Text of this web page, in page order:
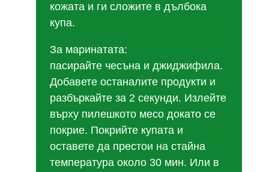
кожата и ги сложите в дълбока
купа.
За маринатата:
пасирайте чесъна и джиджифила.
Добавете останалите продукти и
разбъркайте за 2 секунди. Излейте
върху пилешкото месо докато се
покрие. Покрийте купата и
оставете да престои на стайна
температура около 30 мин. Или в